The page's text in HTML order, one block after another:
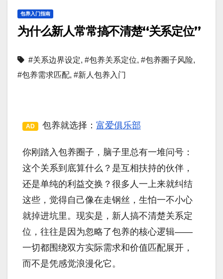
包养入门指南
为什么新人常常搞不清楚“关系定位”
#关系边界设定, #包养关系定位, #包养圈子风险,
#包养需求匹配, #新人包养入门
AD 包养就选择： 富爱俱乐部
你刚踏入包养圈子，脑子里总有一堆问号：
这个关系到底算什么？是互相扶持的伙伴，
还是单纯的利益交换？很多人一上来就纠结
这些，觉得自己像在走钢丝，生怕一不小心
就掉进坑里。现实是，新人搞不清楚关系定
位，往往是因为忽略了包养的核心逻辑——
一切都围绕双方实际需求和价值匹配展开，
而不是凭感觉浪漫化它。